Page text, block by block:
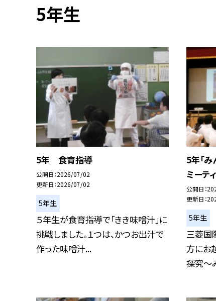
5年生
5年 食育指導
公開日 2026/07/02
更新日 2026/07/02
5年生
５年生が食育指導で「きき味噌汁」に
挑戦しました。１つは、かつお出汁で
作った味噌汁...
5年「
ミーテ
公開日
更新日
5年生
三菱国
方にお
探究～